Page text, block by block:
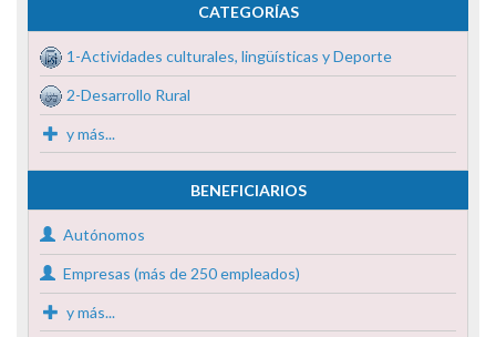
CATEGORÍAS
1-Actividades culturales, lingüísticas y Deporte
2-Desarrollo Rural
y más...
BENEFICIARIOS
Autónomos
Empresas (más de 250 empleados)
y más...